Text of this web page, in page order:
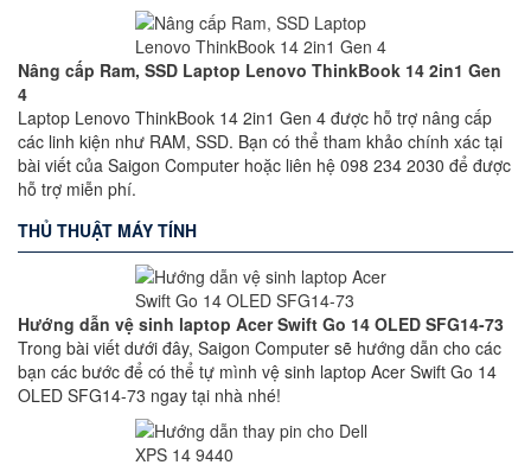
Nâng cấp Ram, SSD Laptop Lenovo ThinkBook 14 2in1 Gen
4
Laptop Lenovo ThinkBook 14 2in1 Gen 4 được hỗ trợ nâng cấp
các linh kiện như RAM, SSD. Bạn có thể tham khảo chính xác tại
bài viết của Saigon Computer hoặc liên hệ 098 234 2030 để được
hỗ trợ miễn phí.
THỦ THUẬT MÁY TÍNH
Hướng dẫn vệ sinh laptop Acer Swift Go 14 OLED SFG14-73
Trong bài viết dưới đây, Saigon Computer sẽ hướng dẫn cho các
bạn các bước để có thể tự mình vệ sinh laptop Acer Swift Go 14
OLED SFG14-73 ngay tại nhà nhé!